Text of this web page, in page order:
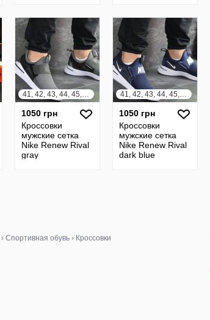
41, 42, 43, 44, 45, 46
1050 грн
Кроссовки
мужские сетка
Nike Renew Rival
gray
41, 42, 43, 44, 45, 46
1050 грн
Кроссовки
мужские сетка
Nike Renew Rival
dark blue
› Спортивная обувь › Кроссовки